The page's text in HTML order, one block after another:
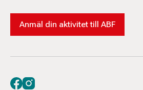
Anmäl din aktivitet till ABF
Besök oss på facebook
Besök oss på instagram